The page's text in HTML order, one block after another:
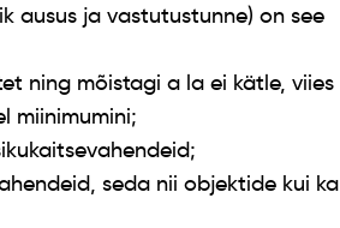
ausus ja vastutustunne) on see
ning mõistagi a la ei kätle, viies
miinimumini;
seda nii objektide kui ka